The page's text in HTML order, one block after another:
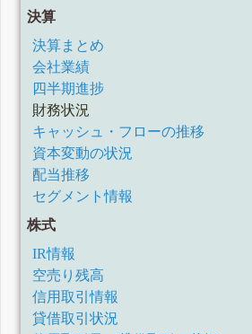
四半期報告書-第143期第2四半期(令和3
30日)
四半期報告書-第143期第1四半期(令和3
30日)
有価証券報告書-第142期(令和2年4月1
四半期報告書-第142期第3四半期(令和2
月31日)
四半期報告書-第142期第2四半期(令和2
30日)
四半期報告書-第142期第1四半期(令和2
30日)
有価証券報告書-第141期(平成31年4月1
訂正有価証券報告書-第140期(平成30年
31日)
四半期報告書-第141期第3四半期(令和1
月31日)
四半期報告書-第141期第2四半期(令和1
30日)
四半期報告書-第141期第1四半期(平成
月30日)
決算
決算まとめ
会社業績
四半期進捗
財務状況
キャッシュ・フローの推移
資本変動の状況
配当推移
セグメント情報
株式
IR情報
空売り残高
信用取引情報
貸借取引状況